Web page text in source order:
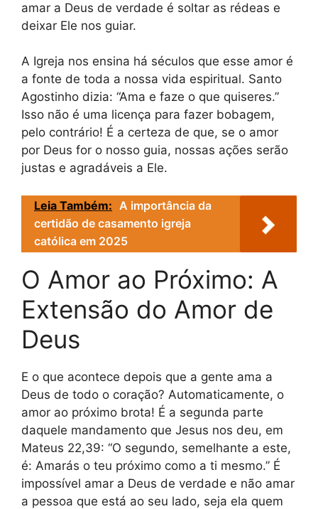
amar a Deus de verdade é soltar as rédeas e
deixar Ele nos guiar.
A Igreja nos ensina há séculos que esse amor é
a fonte de toda a nossa vida espiritual. Santo
Agostinho dizia: “Ama e faze o que quiseres.”
Isso não é uma licença para fazer bobagem,
pelo contrário! É a certeza de que, se o amor
por Deus for o nosso guia, nossas ações serão
justas e agradáveis a Ele.
Leia Também: A importância da
certidão de casamento igreja
católica em 2025
O Amor ao Próximo: A
Extensão do Amor de
Deus
E o que acontece depois que a gente ama a
Deus de todo o coração? Automaticamente, o
amor ao próximo brota! É a segunda parte
daquele mandamento que Jesus nos deu, em
Mateus 22,39: “O segundo, semelhante a este,
é: Amarás o teu próximo como a ti mesmo.” É
impossível amar a Deus de verdade e não amar
a pessoa que está ao seu lado, seja ela quem